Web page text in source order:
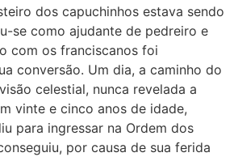
dos capuchinhos estava sendo
se como ajudante de pedreiro e
com os franciscanos foi
conversão. Um dia, a caminho do
celestial, nunca revelada a
vinte e cinco anos de idade,
para ingressar na Ordem dos
por causa de sua ferida